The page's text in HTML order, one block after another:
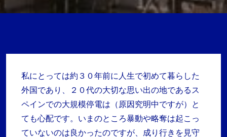
私にとっては約３０年前に人生で初めて暮らした
外国であり、２０代の大切な思い出の地であるス
ペインでの大規模停電は（原因究明中ですが）と
ても心配です。いまのところ暴動や略奪は起こっ
ていないのは良かったのですが、成り行きを見守